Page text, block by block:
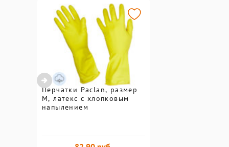
Перчатки Paclan, размер
M, латекс с хлопковым
напылением